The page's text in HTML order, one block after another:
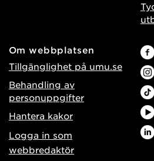
Om webbplatsen
Tillgänglighet på umu.se
Behandling av
personuppgifter
Hantera kakor
Logga in som
webbredaktör